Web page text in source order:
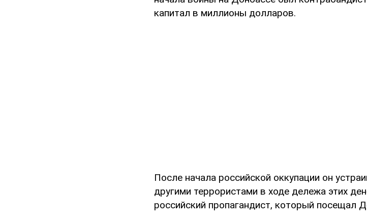
капитал в миллионы долларов.
После начала российской оккупации он
другими террористами в ходе дележа этих
российский пропагандист, который посещал